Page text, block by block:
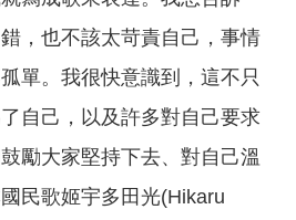
，也不該太苛責自己，事情
單。我很快意識到，這不只
自己，以及許多對自己要求
勵大家堅持下去、對自己溫
民歌姬宇多田光(Hikaru